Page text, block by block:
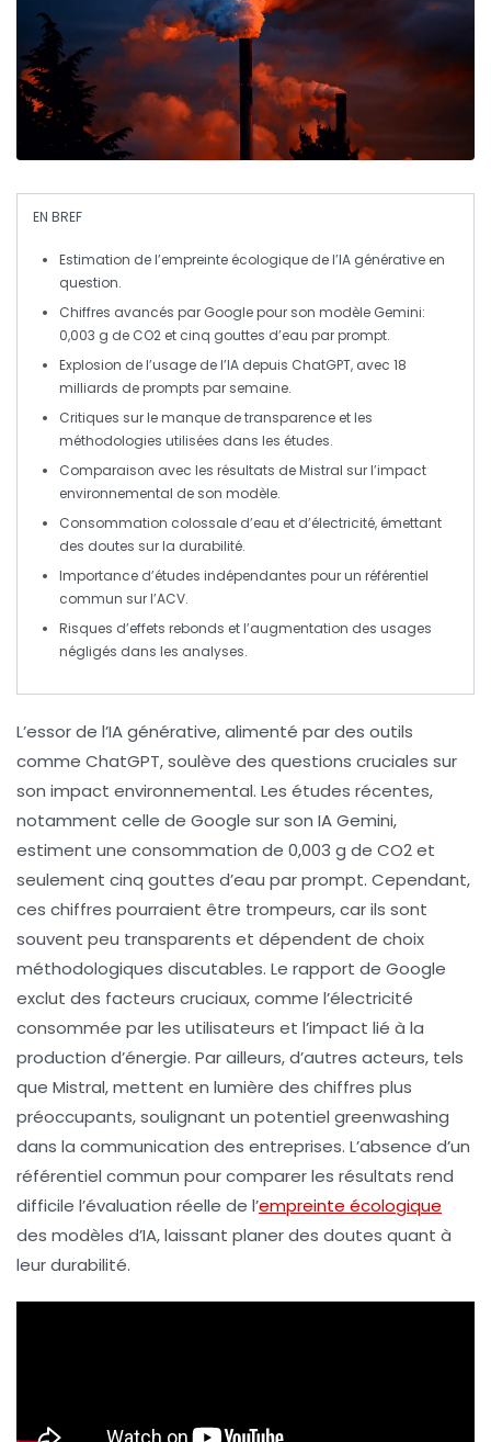
EN BREF
Estimation de l’empreinte écologique de l’IA générative en
question.
Chiffres avancés par Googlepour son modèle Gemini:
0,003 g de CO2 et cinq gouttes d’eau par prompt.
Explosion de l’usage de l’IA depuis ChatGPT, avec 18
milliards de prompts par semaine.
Critiques sur le manque detransparence et les
méthodologies utilisées dans les études.
Comparaison avec les résultats deMistral sur l’impact
environnemental de son modèle.
Consommation colossale d’eau et d’électricité, émettant
des doutes sur la durabilité.
Importance d’études indépendantes pour un référentiel
commun sur l’ACV.
Risques d’effets rebonds et l’augmentation des usages
négligés dans les analyses.
L’essor de l’IA générative, alimenté par des outils
comme ChatGPT, soulève des questions cruciales sur
son impact environnemental. Les études récentes,
notamment celle de Google sur son IAGemini,
estiment une consommation de 0,003 g de CO2et
seulement cinq gouttes d’eau par prompt. Cependant,
ces chiffres pourraient être trompeurs, car ils sont
souvent peu transparents et dépendent de choix
méthodologiques discutables. Le rapport de Google
exclut des facteurs cruciaux, comme l’électricité
consommée par les utilisateurs et l’impact lié à la
production d’énergie. Par ailleurs, d’autres acteurs, tels
que Mistral, mettent en lumière des chiffres plus
préoccupants, soulignant un potentiel greenwashing
dans la communication des entreprises. L’absence d’un
référentiel commun pour comparer les résultats rend
difficile l’évaluation réelle de l’empreinte écologique
des modèles d’IA, laissant planer des doutes quant à
leur durabilité.